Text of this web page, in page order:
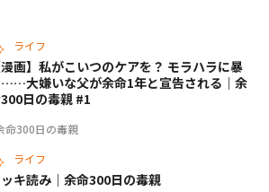
ライフ
命300日の毒親
漫画】私がこいつのケアを？ モラハラに暴
大嫌いな父が余命1年と宣告される｜余
日の毒親 #1
ライフ
キ読み｜余命300日の毒親